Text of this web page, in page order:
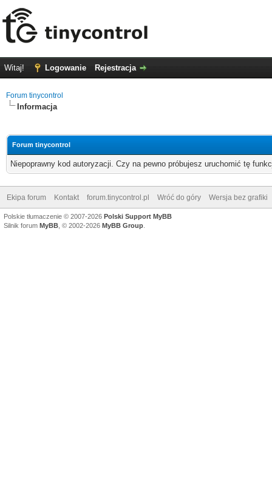
Witaj! Logowanie Rejestracja
Forum tinycontrol
Informacja
Forum tinycontrol
Niepoprawny kod autoryzacji. Czy na pewno próbujesz uruchomić tę
Ekipa forum Kontakt forum.tinycontrol.pl Wróć do góry Wersja bez grafiki
Polskie tłumaczenie © 2007-2026 Polski Support MyBB
Silnik forum MyBB , © 2002-2026 MyBB Group